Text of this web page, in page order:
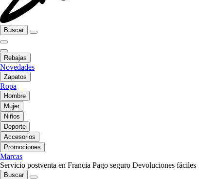
Buscar
Rebajas
Novedades
Zapatos
Ropa
Hombre
Mujer
Niños
Deporte
Accesorios
Promociones
Marcas
Servicio postventa en Francia Pago seguro Devoluciones fáciles
Buscar